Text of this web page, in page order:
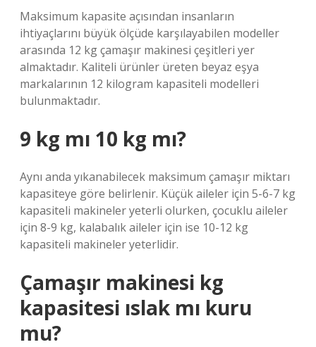
Maksimum kapasite açısından insanların
ihtiyaçlarını büyük ölçüde karşılayabilen modeller
arasında 12 kg çamaşır makinesi çeşitleri yer
almaktadır. Kaliteli ürünler üreten beyaz eşya
markalarının 12 kilogram kapasiteli modelleri
bulunmaktadır.
9 kg mı 10 kg mı?
Aynı anda yıkanabilecek maksimum çamaşır miktarı
kapasiteye göre belirlenir. Küçük aileler için 5-6-7 kg
kapasiteli makineler yeterli olurken, çocuklu aileler
için 8-9 kg, kalabalık aileler için ise 10-12 kg
kapasiteli makineler yeterlidir.
Çamaşır makinesi kg
kapasitesi ıslak mı kuru
mu?